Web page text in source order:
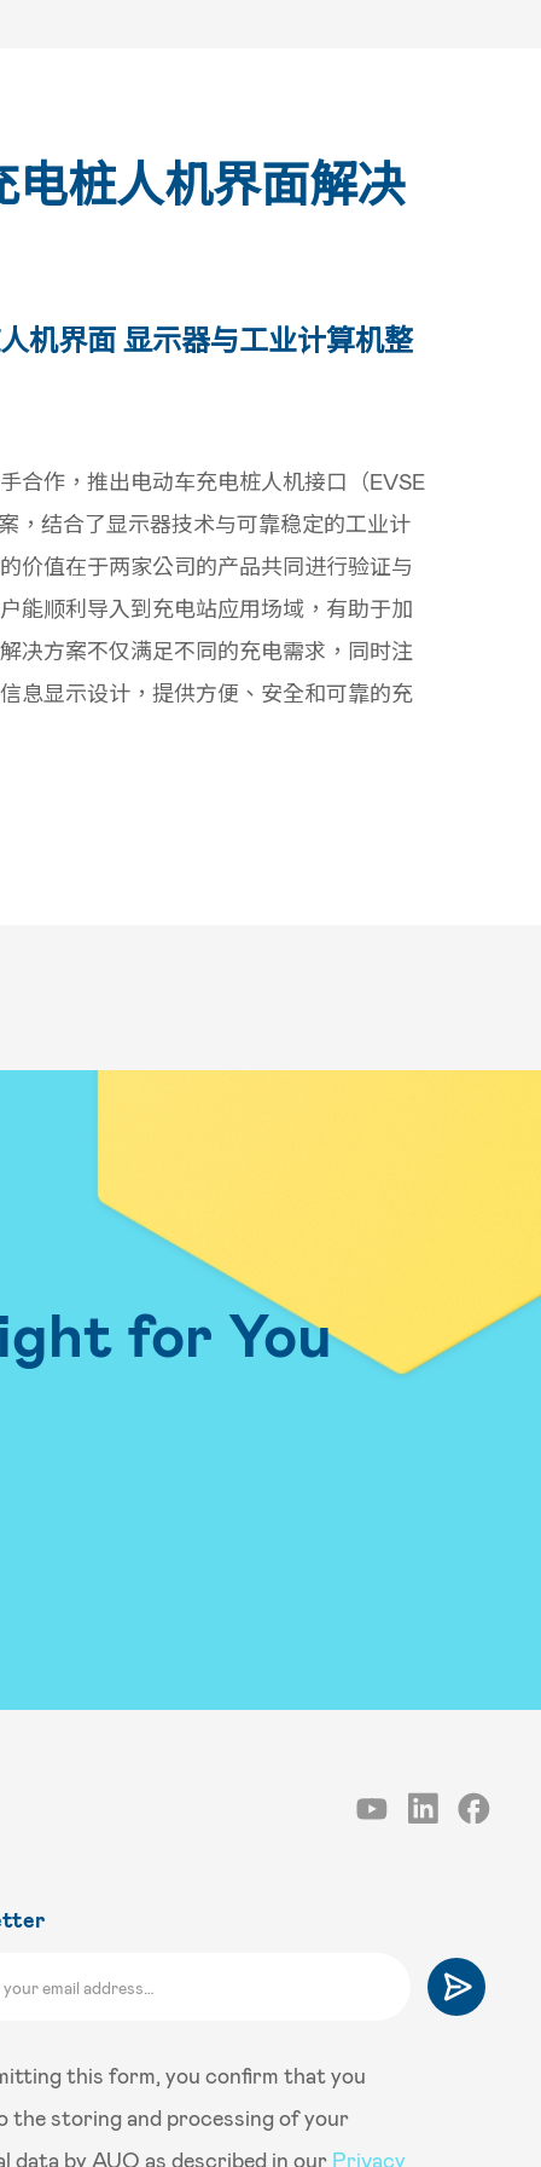
电桩人机界面解决
机界面 显示器与工业计算机整
合作，推出电动车充电桩人机接口（EVSE
，结合了显示器技术与可靠稳定的工业计
价值在于两家公司的产品共同进行验证与
能顺利导入到充电站应用场域，有助于加
决方案不仅满足不同的充电需求，同时注
息显示设计，提供方便、安全和可靠的充
for You
this form, you confirm that you
the storing and processing of your
data by AUO as described in our Privacy